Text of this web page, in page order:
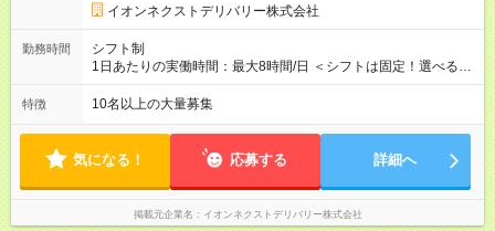
残業時間 10時間／月 ※研修および試用期間中は給与が上記にな
り、 その他の待遇に変更はございません。 ■本配属後：月給
276,758円～309,064円 ※定額残業代10h分（19,758円～22,064
円)を含む（超過分は別途支給）
イオンネクストデリバリー株式会社
勤務時間
シフト制
1日あたりの実働時間：最大8時間/日 ＜シフトは固定！選べる勤
務時間＞ （1）05：00～14：00 （2）07：30～16：30 （3）
12：00～21：00 （4）14：00～23：00 ーーーーーーーーーー
気にせず、通勤できます
特徴 10名以上の大量募集
気になる！ 応募する 詳細へ
掲載元企業名 イオンネクストデリバリー株式会社